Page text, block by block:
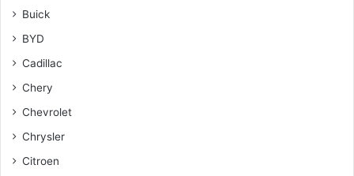
Buick
BYD
Cadillac
Chery
Chevrolet
Chrysler
Citroen